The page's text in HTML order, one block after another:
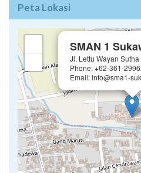
Peta Lokasi
SMAN 1
Jl. Lettu Wayan
Phone: +62-361-
Email: info@sma1-